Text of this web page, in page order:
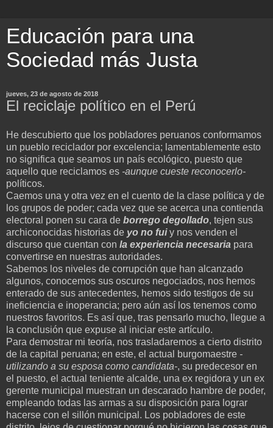
Educación para una
Sociedad más Justa
jueves, 23 de agosto de 2018
El reciclaje político en el Perú
He descubierto que los pobladores peruanos conformamos
un pueblo reciclador por excelencia; lamentablemente esto
no significa que seamos un país ecológico, puesto que
aquello que reciclamos es -aunque cueste reconocerlo-
políticos.
Caemos una y otra vez en el cuento de la clase política y de
los grupos de poder; cada vez que se acerca una contienda
electoral ponen su cara de borrego degollado, tejen sus
archiconocidas historias de yo no fuiy nos venden el
discurso que cuentan con la experiencia necesaria para
convertirse en nuestras autoridades.
Sabemos los niveles de corrupción que han alcanzado
algunos, conocemos sus oscuros negociados, nos hemos
enterado de sus antecedentes, hemos sido testigos de su
ineficiencia e inoperancia; pero aún así los tenemos como
nuestros favoritos. Es así que, tras pensarlo mucho, llegue a
la conclusión que expuse al iniciar este artículo.
Para demostrar mi teoría, nos trasladaremos a cierto distrito
de la capital peruana; en este, el actual burgomaestre -
utilizando a su esposa como candidata-, su predecesor en
el puesto, el actual teniente alcalde, una ex regidora y un ex
gerente municipal muestran un descarado hambre de poder,
empleando todas las armas a su disposición para lograr
hacerse con el sillón municipal. Los pobladores de este